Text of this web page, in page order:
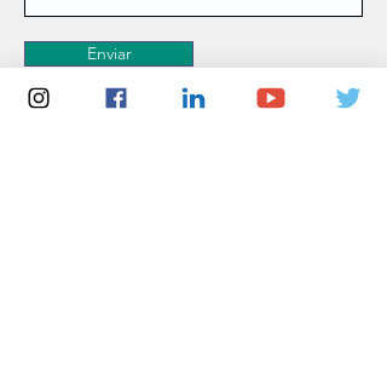
Enviar